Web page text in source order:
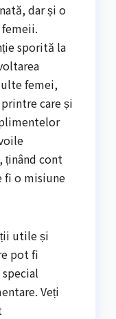
dar și o
sporită la
femei,
care și
cont
fi o misiune
utile și
pot fi
Veți